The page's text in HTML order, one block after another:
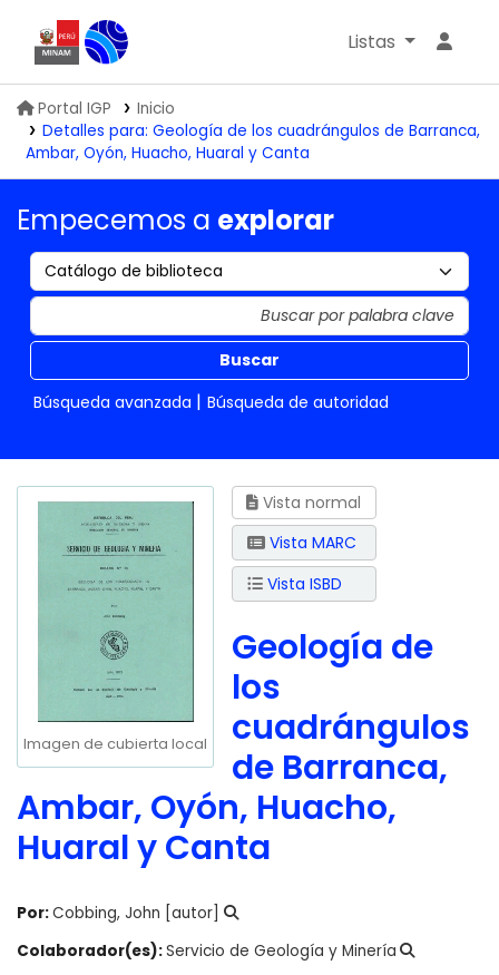
Biblioteca IGP
Listas
Portal IGP
Inicio
Detalles para: Geología de los cuadrángulos de Barranca,
Ambar, Oyón, Huacho, Huaral y Canta
Empecemos a explorar
Buscar
Búsqueda avanzada
Búsqueda de autoridad
Imagen de cubierta local
Vista normal
Vista MARC
Vista ISBD
Geología de
los
cuadrángulos
de Barranca,
Ambar, Oyón, Huacho,
Huaral y Canta
Por:Cobbing, John [autor]
Colaborador(es):Servicio de Geología y Minería